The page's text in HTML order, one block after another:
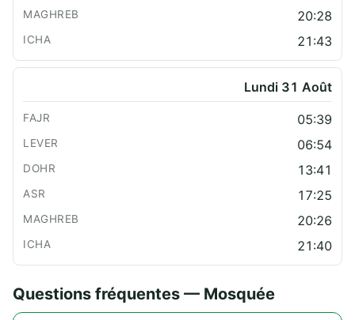
20:28
21:43
Lundi 31 Août
05:39
06:54
13:41
17:25
20:26
21:40
Questions fréquentes — Mosquée